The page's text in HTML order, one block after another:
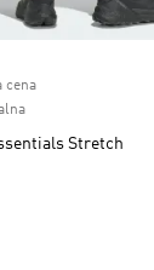
cena
Stretch